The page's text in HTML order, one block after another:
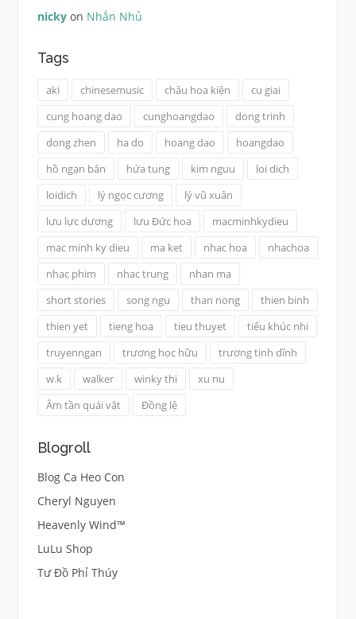
nickyon Nhắn Nhủ
Tags
aki chinesemusic châu hoa kiện
cu giai
cung hoang dao
cunghoangdao
dong trinh
dong zhen
ha do hoang dao
hoangdao
hồ ngạn bân
hứa tung kim nguu
loi dich
loidich
lý ngọc cương
lý vũ xuân
lưu lực dương
lưu Đức hoa
macminhkydieu
mac minh ky dieu
ma ket nhac hoa
nhachoa
nhac phim
nhac trung
nhan ma
short stories
song ngu than nong
thien binh
thien yet
tieng hoa tieu thuyet
tiểu khúc nhi
truyenngan
trương học hữu
trương tịnh dĩnh
w.k
walker winky thi
xu nu
Âm tần quái vật
Đồng lệ
Blogroll
Blog Ca Heo Con
Cheryl Nguyen
Heavenly Wind™
LuLu Shop
Tư Đồ Phỉ Thúy